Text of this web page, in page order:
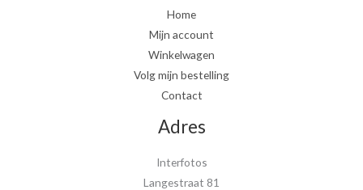
Home
Mijn account
Winkelwagen
Volg mijn bestelling
Contact
Adres
Interfotos
Langestraat 81